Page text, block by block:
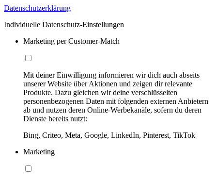
Datenschutzerklärung
Individuelle Datenschutz-Einstellungen
Marketing per Customer-Match
Mit deiner Einwilligung informieren wir dich auch abseits
unserer Website über Aktionen und zeigen dir relevante
Produkte. Dazu gleichen wir deine verschlüsselten
personenbezogenen Daten mit folgenden externen Anbietern
ab und nutzen deren Online-Werbekanäle, sofern du deren
Dienste bereits nutzt:
Bing, Criteo, Meta, Google, LinkedIn, Pinterest, TikTok
Marketing